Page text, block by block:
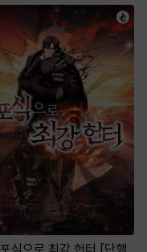
포식으로 최강 헌터 [단행